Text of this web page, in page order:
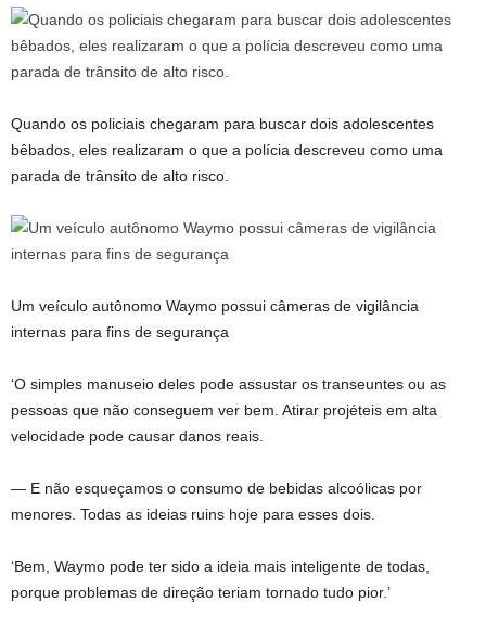
Quando os policiais chegaram para buscar dois adolescentes
bêbados, eles realizaram o que a polícia descreveu como uma
parada de trânsito de alto risco.
Um veículo autônomo Waymo possui câmeras de vigilância
internas para fins de segurança
‘O simples manuseio deles pode assustar os transeuntes ou as
pessoas que não conseguem ver bem. Atirar projéteis em alta
velocidade pode causar danos reais.
— E não esqueçamos o consumo de bebidas alcoólicas por
menores. Todas as ideias ruins hoje para esses dois.
‘Bem, Waymo pode ter sido a ideia mais inteligente de todas,
porque problemas de direção teriam tornado tudo pior.’